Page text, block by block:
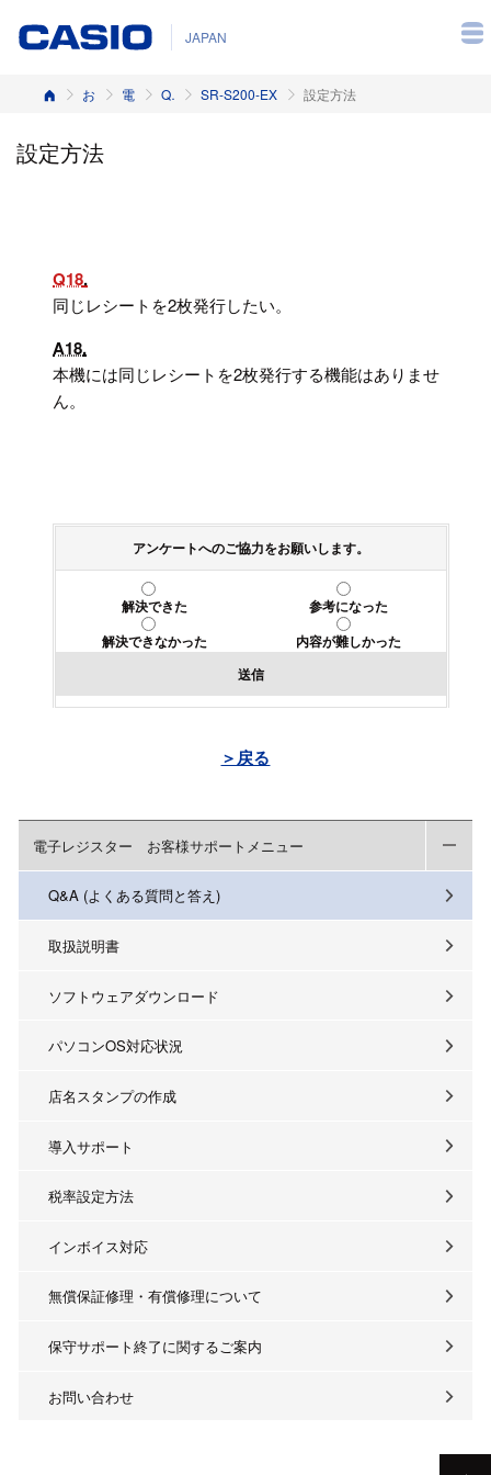
JAPAN
ホーム お客様サポート 電子レジスター Q&A（よくある質問と答え） SR-S200-EX 設定方法
設定方法
Q18
同じレシートを2枚発行したい。
A18
本機には同じレシートを2枚発行する機能はありませ
ん。
アンケートへのご協力をお願いします。
解決できた
参考になった
解決できなかった
内容が難しかった
送信
＞戻る
電子レジスター お客様サポートメニュー
Q&A (よくある質問と答え)
取扱説明書
ソフトウェアダウンロード
パソコンOS対応状況
店名スタンプの作成
導入サポート
税率設定方法
インボイス対応
無償保証修理・有償修理について
保守サポート終了に関するご案内
お問い合わせ